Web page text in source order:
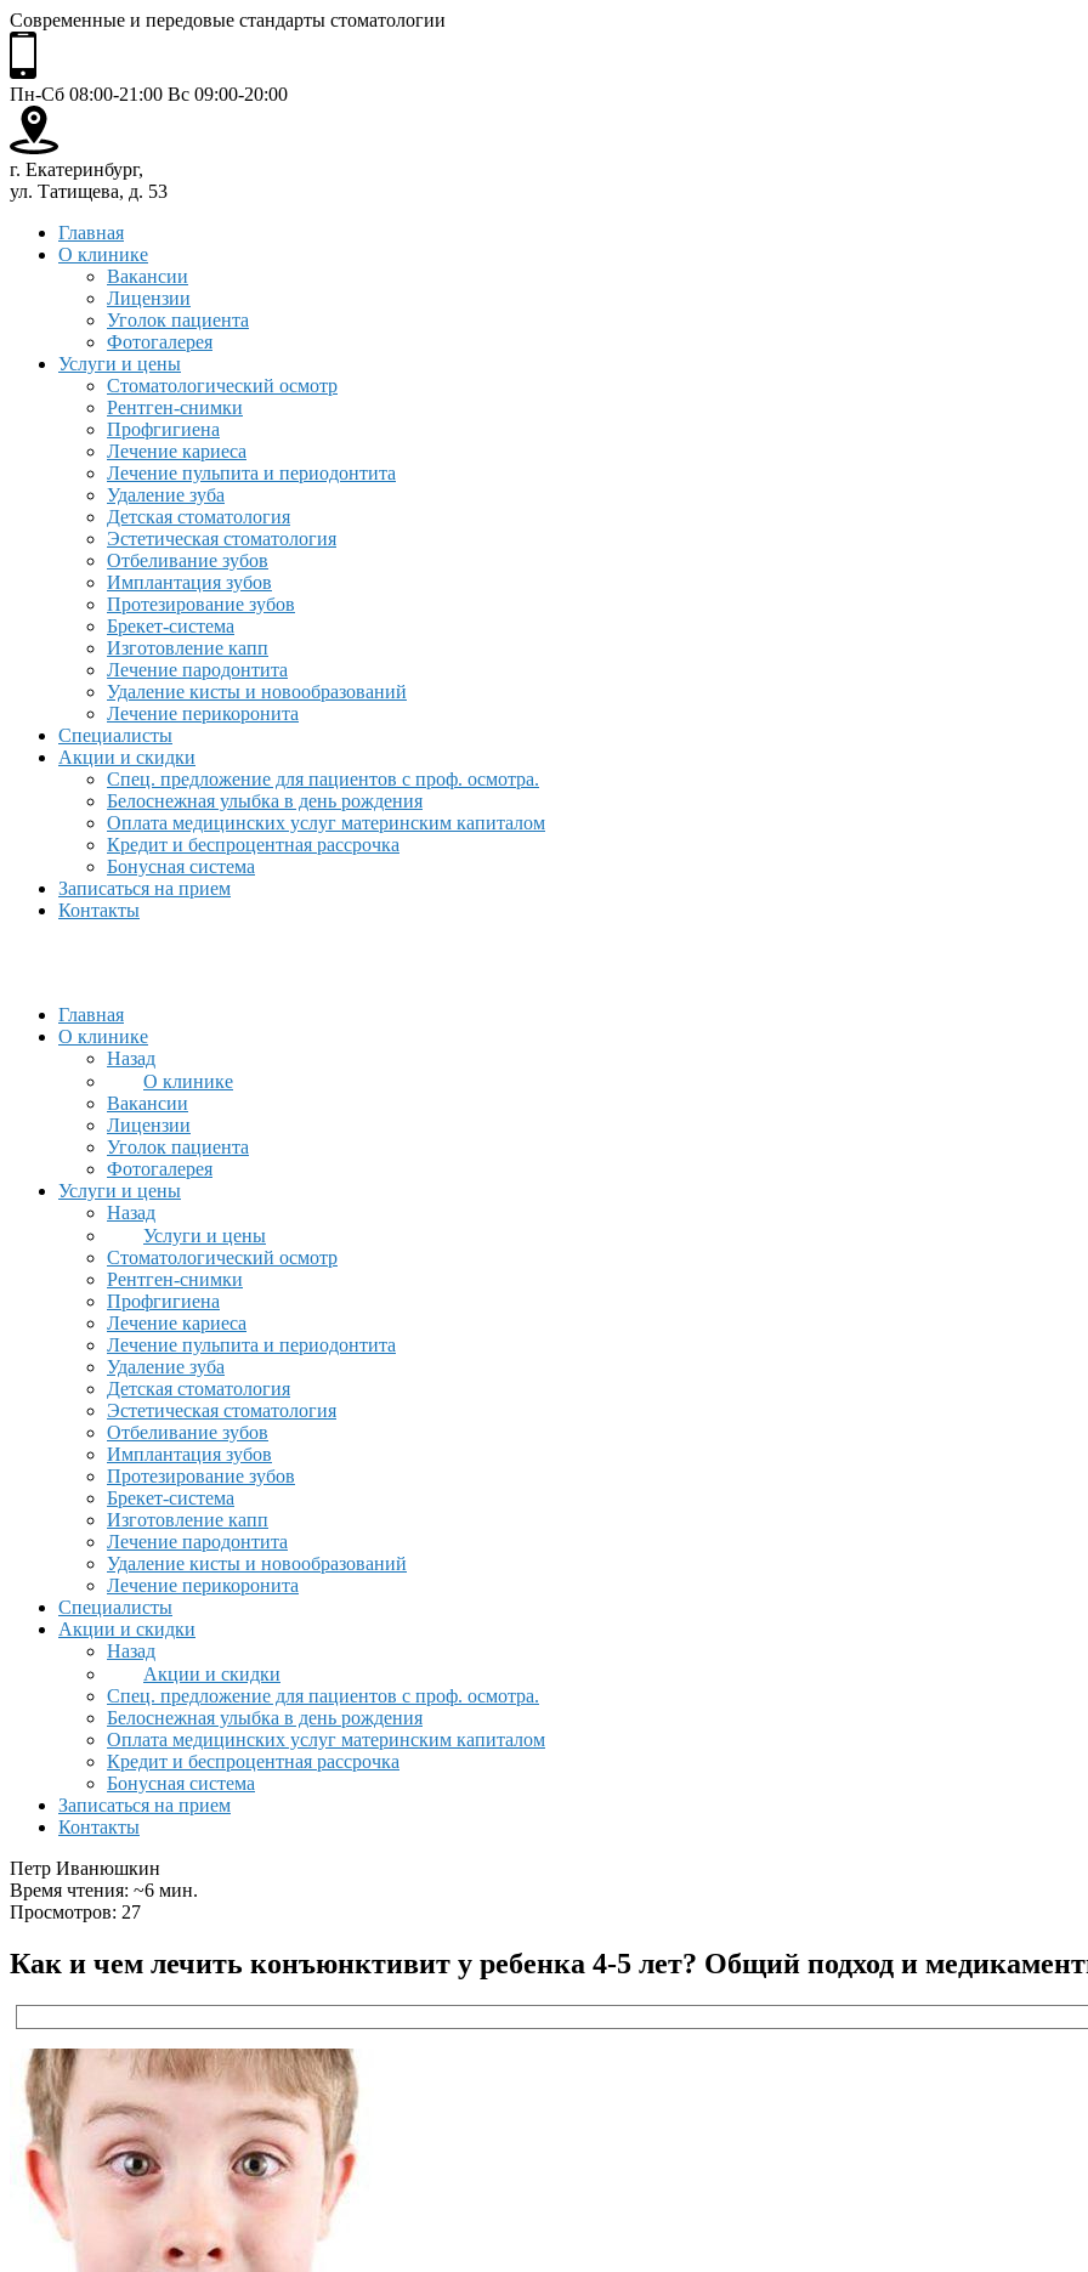
Современные и передовые стандарты стоматологии
Пн-Сб 08:00-21:00 Вс 09:00-20:00
г. Екатеринбург,
ул. Татищева, д. 53
Главная
О клинике
Вакансии
Лицензии
Уголок пациента
Фотогалерея
Услуги и цены
Стоматологический осмотр
Рентген-снимки
Профгигиена
Лечение кариеса
Лечение пульпита и периодонтита
Удаление зуба
Детская стоматология
Эстетическая стоматология
Отбеливание зубов
Имплантация зубов
Протезирование зубов
Брекет-система
Изготовление капп
Лечение пародонтита
Удаление кисты и новообразований
Лечение перикоронита
Специалисты
Акции и скидки
Спец. предложение для пациентов с проф. осмотра.
Белоснежная улыбка в день рождения
Оплата медицинских услуг материнским капиталом
Кредит и беспроцентная рассрочка
Бонусная система
Записаться на прием
Контакты
Главная
О клинике
Назад
О клинике
Вакансии
Лицензии
Уголок пациента
Фотогалерея
Услуги и цены
Назад
Услуги и цены
Стоматологический осмотр
Рентген-снимки
Профгигиена
Лечение кариеса
Лечение пульпита и периодонтита
Удаление зуба
Детская стоматология
Эстетическая стоматология
Отбеливание зубов
Имплантация зубов
Протезирование зубов
Брекет-система
Изготовление капп
Лечение пародонтита
Удаление кисты и новообразований
Лечение перикоронита
Специалисты
Акции и скидки
Назад
Акции и скидки
Спец. предложение для пациентов с проф. осмотра.
Белоснежная улыбка в день рождения
Оплата медицинских услуг материнским капиталом
Кредит и беспроцентная рассрочка
Бонусная система
Записаться на прием
Контакты
Петр Иванюшкин
Время чтения: ~6 мин.
Просмотров: 27
Как и чем лечить конъюнктивит у ребенка 4-5 лет? Общий подход и